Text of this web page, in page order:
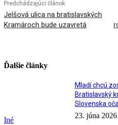
Predchádzajúci článok
Jelšová ulica na bratislavských
Kramároch bude uzavretá
Ďalšie články
Iné
Mladí chcú
Bratislavský
Slovenska
23. júna 2026